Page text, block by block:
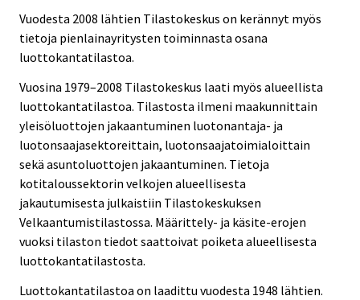
Vuodesta 2008 lähtien Tilastokeskus on kerännyt myös
tietoja pienlainayritysten toiminnasta osana
luottokantatilastoa.
Vuosina 1979–2008 Tilastokeskus laati myös alueellista
luottokantatilastoa. Tilastosta ilmeni maakunnittain
yleisöluottojen jakaantuminen luotonantaja- ja
luotonsaajasektoreittain, luotonsaajatoimialoittain
sekä asuntoluottojen jakaantuminen. Tietoja
kotitaloussektorin velkojen alueellisesta
jakautumisesta julkaistiin Tilastokeskuksen
Velkaantumistilastossa. Määrittely- ja käsite-erojen
vuoksi tilaston tiedot saattoivat poiketa alueellisesta
luottokantatilastosta.
Luottokantatilastoa on laadittu vuodesta 1948 lähtien.